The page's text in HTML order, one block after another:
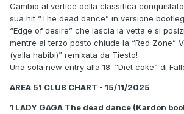
Cambio al vertice della classifica
sua hit “The dead dance” in versione
“Edge of desire” che lascia la vetta e si
mentre al terzo posto chiude la “Red Zone”
(yalla habibi)” remixata da Tiesto!
Una sola new entry alla 18: “Diet coke” di
AREA 51 CLUB CHART - 15/11/2025
1 LADY GAGA The dead dance (Kardon